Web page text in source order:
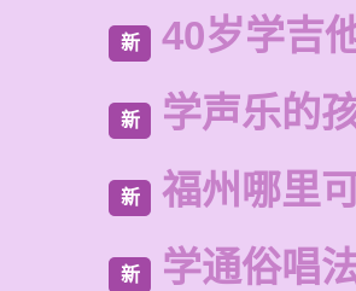
新 40岁学吉
新 学声乐的
新 福州哪里
新 学通俗唱